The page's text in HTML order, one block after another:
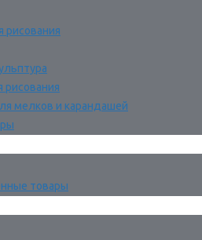
рисования
мелков и карандашей
товары